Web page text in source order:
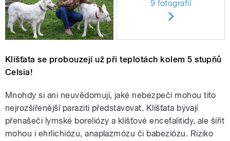
9 fotografií
Klíšťata se probouzejí už při teplotách kolem 5 stupňů
Celsia!
Mnohdy si ani neuvědomují, jaké nebezpečí mohou tito
nejrozšířenější paraziti představovat. Klíšťata bývají
přenašeči lymské boreliózy a klíšťové encefalitidy, ale šířit
mohou i ehrlichiózu, anaplazmózu či babeziózu. Riziko